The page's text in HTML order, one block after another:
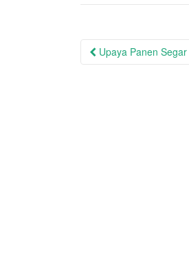
Post
Upaya Panen